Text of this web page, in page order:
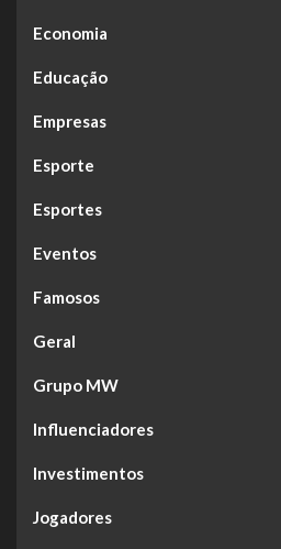
Economia
Educação
Empresas
Esporte
Esportes
Eventos
Famosos
Geral
Grupo MW
Influenciadores
Investimentos
Jogadores